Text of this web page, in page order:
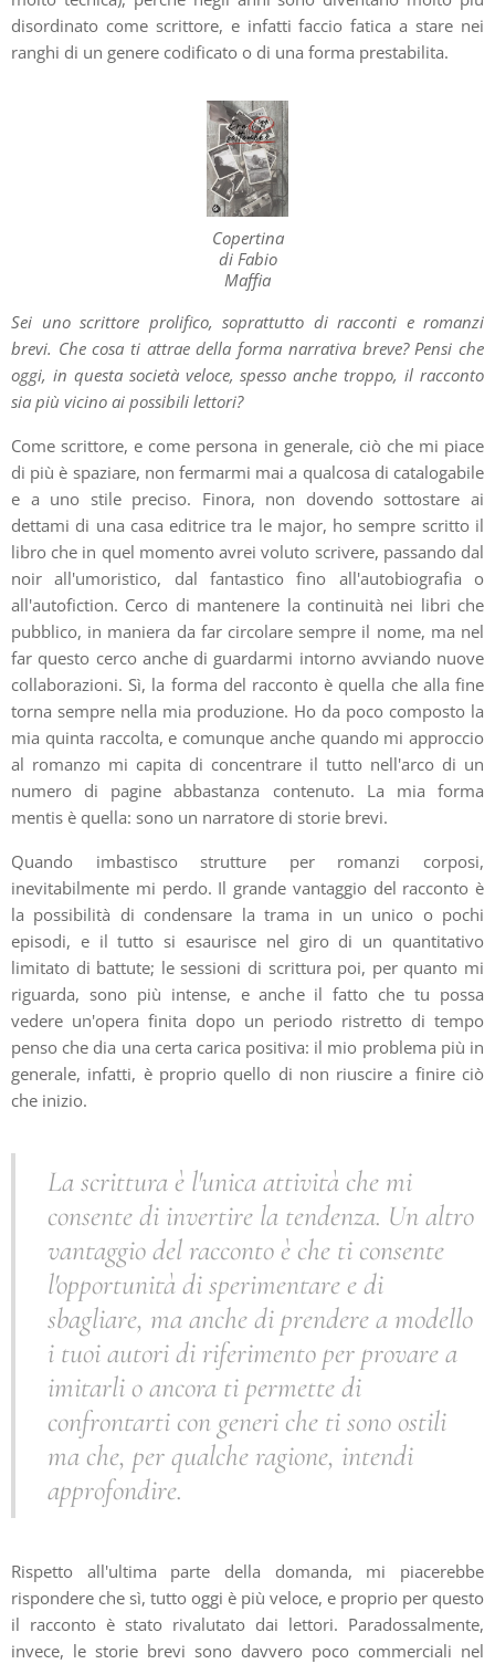
disordinato come scrittore, e infatti faccio fatica a stare nei
ranghi di un genere codificato o di una forma prestabilita.
Copertina
di Fabio
Maffia
Sei uno scrittore prolifico, soprattutto di racconti e romanzi
brevi. Che cosa ti attrae della forma narrativa breve? Pensi che
oggi, in questa società veloce, spesso anche troppo, il racconto
sia più vicino ai possibili lettori?
Come scrittore, e come persona in generale, ciò che mi piace
di più è spaziare, non fermarmi mai a qualcosa di catalogabile
e a uno stile preciso. Finora, non dovendo sottostare ai
dettami di una casa editrice tra le major, ho sempre scritto il
libro che in quel momento avrei voluto scrivere, passando dal
noir all'umoristico, dal fantastico fino all'autobiografia o
all'autofiction. Cerco di mantenere la continuità nei libri che
pubblico, in maniera da far circolare sempre il nome, ma nel
far questo cerco anche di guardarmi intorno avviando nuove
collaborazioni. Sì, la forma del racconto è quella che alla fine
torna sempre nella mia produzione. Ho da poco composto la
mia quinta raccolta, e comunque anche quando mi approccio
al romanzo mi capita di concentrare il tutto nell'arco di un
numero di pagine abbastanza contenuto. La mia forma
mentis è quella: sono un narratore di storie brevi.
Quando imbastisco strutture per romanzi corposi,
inevitabilmente mi perdo. Il grande vantaggio del racconto è
la possibilità di condensare la trama in un unico o pochi
episodi, e il tutto si esaurisce nel giro di un quantitativo
limitato di battute; le sessioni di scrittura poi, per quanto mi
riguarda, sono più intense, e anche il fatto che tu possa
vedere un'opera finita dopo un periodo ristretto di tempo
penso che dia una certa carica positiva: il mio problema più in
generale, infatti, è proprio quello di non riuscire a finire ciò
che inizio.
La scrittura è l'unica attività che mi
consente di invertire la tendenza. Un altro
vantaggio del racconto è che ti consente
l'opportunità di sperimentare e di
sbagliare, ma anche di prendere a modello
i tuoi autori di riferimento per provare a
imitarli o ancora ti permette di
confrontarti con generi che ti sono ostili
ma che, per qualche ragione, intendi
approfondire.
Rispetto all'ultima parte della domanda, mi piacerebbe
rispondere che sì, tutto oggi è più veloce, e proprio per questo
il racconto è stato rivalutato dai lettori. Paradossalmente,
invece, le storie brevi sono davvero poco commerciali nel